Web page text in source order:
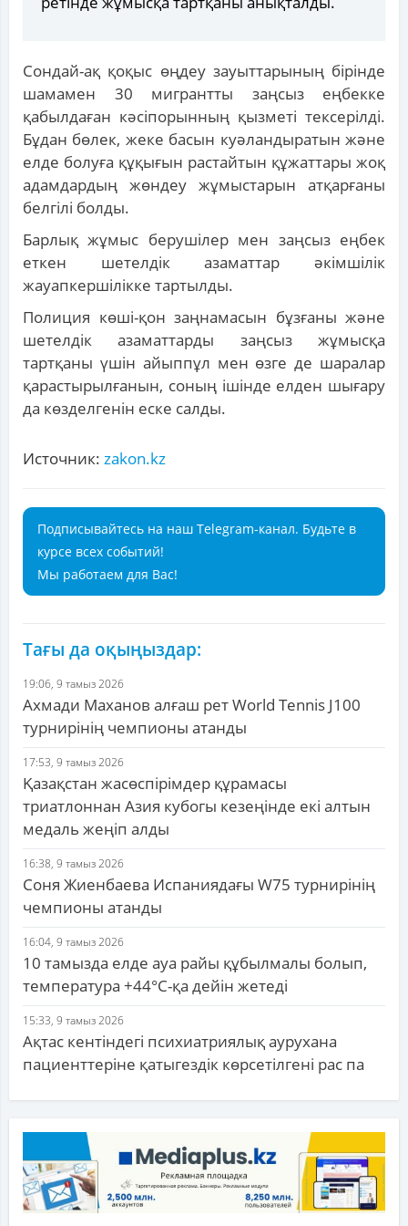
Сондай-ақ қоқыс өңдеу зауыттарының бірінде
шамамен 30 мигрантты заңсыз еңбекке
қабылдаған кәсіпорынның қызметі тексерілді.
Бұдан бөлек, жеке басын куәландыратын және
елде болуға құқығын растайтын құжаттары жоқ
адамдардың жөндеу жұмыстарын атқарғаны
белгілі болды.
Барлық жұмыс берушілер мен заңсыз еңбек
еткен шетелдік азаматтар әкімшілік
жауапкершілікке тартылды.
Полиция көші-қон заңнамасын бұзғаны және
шетелдік азаматтарды заңсыз жұмысқа
тартқаны үшін айыппұл мен өзге де шаралар
қарастырылғанын, соның ішінде елден шығару
да көзделгенін еске салды.
Источник: zakon.kz
Подписывайтесь на наш Telegram-канал. Будьте в
курсе всех событий!
Мы работаем для Вас!
Тағы да оқыңыздар:
19:06, 9 тамыз 2026
Ахмади Маханов алғаш рет World Tennis J100
турнирінің чемпионы атанды
17:53, 9 тамыз 2026
Қазақстан жасөспірімдер құрамасы
триатлоннан Азия кубогы кезеңінде екі алтын
медаль жеңіп алды
16:38, 9 тамыз 2026
Соня Жиенбаева Испаниядағы W75 турнирінің
чемпионы атанды
16:04, 9 тамыз 2026
10 тамызда елде ауа райы құбылмалы болып,
температура +44°C-қа дейін жетеді
15:33, 9 тамыз 2026
Ақтас кентіндегі психиатриялық аурухана
пациенттеріне қатыгездік көрсетілгені рас па